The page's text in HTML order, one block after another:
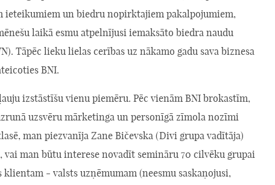
ieteikumiem un biedru nopirktajiem pakalpojumiem,
laikā esmu atpelnījusi iemaksāto biedra naudu
Tāpēc lieku lielas cerības uz nākamo gadu sava biznesa
BNI.
izstāstīšu vienu piemēru. Pēc vienām BNI brokastīm,
uzsvēru mārketinga un personīgā zīmola nozīmi
man piezvanīja Zane Bičevska (Divi grupa vadītāja)
vai man būtu interese novadīt semināru 70 cilvēku grupai
klientam - valsts uzņēmumam (neesmu saskaņojusi,